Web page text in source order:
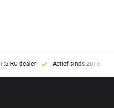
1:5 RC dealer Actief sinds 2013